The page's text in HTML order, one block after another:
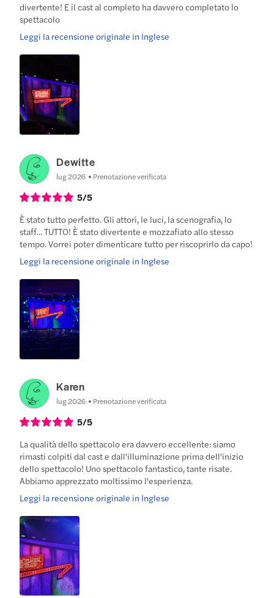
divertente! E il cast al completo ha davvero completato lo
spettacolo
Leggi la recensione originale in Inglese
Dewitte
lug 2026 Prenotazione verificata
5/5
È stato tutto perfetto. Gli attori, le luci, la scenografia, lo
staff... TUTTO! È stato divertente e mozzafiato allo stesso
tempo. Vorrei poter dimenticare tutto per riscoprirlo da capo!
Leggi la recensione originale in Inglese
Karen
lug 2026 Prenotazione verificata
5/5
La qualità dello spettacolo era davvero eccellente: siamo
rimasti colpiti dal cast e dall'illuminazione prima dell'inizio
dello spettacolo! Uno spettacolo fantastico, tante risate.
Abbiamo apprezzato moltissimo l'esperienza.
Leggi la recensione originale in Inglese